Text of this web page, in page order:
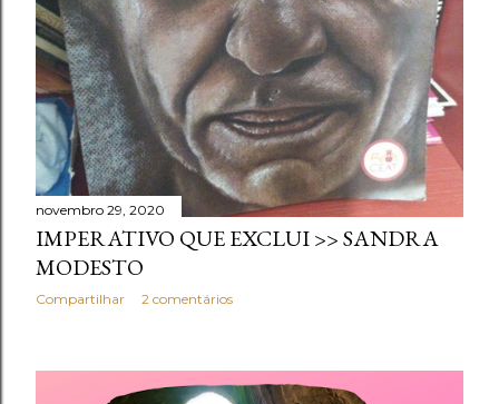
novembro 29, 2020
IMPERATIVO QUE EXCLUI >> SANDRA
MODESTO
Compartilhar 2 comentários